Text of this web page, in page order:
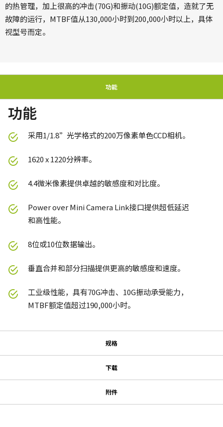
的热管理，加上很高的冲击(70G)和振动(10G)额定值，造就了无
故障的运行，MTBF值从130,000小时到200,000小时以上，具体
视型号而定。
功能
功能
采用1/1.8”光学格式的200万像素单色CCD相机。
1620 x 1220分辨率。
4.4微米像素提供卓越的敏感度和对比度。
Power over Mini Camera Link接口提供超低延迟
和高性能。
8位或10位数据输出。
垂直合并和部分扫描提供更高的敏感度和速度。
工业级性能，具有70G冲击、10G振动承受能力，
MTBF额定值超过190,000小时。
规格
型号
下载
附件